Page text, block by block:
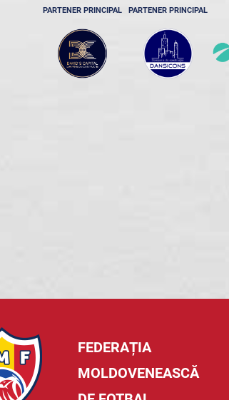
PARTENER PRINCIPAL PARTENER PRINCIPAL
FEDERAȚIA
MOLDOVENEASCĂ